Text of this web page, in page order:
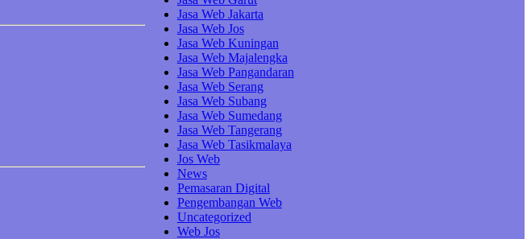
Jasa Web Jakarta
Jasa Web Jos
Jasa Web Kuningan
Jasa Web Majalengka
Jasa Web Pangandaran
Jasa Web Serang
Jasa Web Subang
Jasa Web Sumedang
Jasa Web Tangerang
Jasa Web Tasikmalaya
Jos Web
News
Pemasaran Digital
Pengembangan Web
Uncategorized
Web Jos